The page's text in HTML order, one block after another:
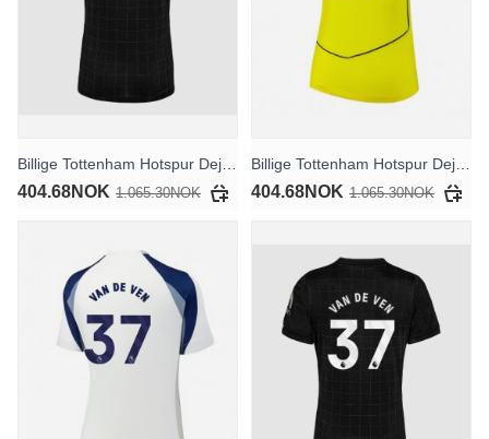
404.68NOK 1.065.30NOK 404.68NOK 1.065.30NOK